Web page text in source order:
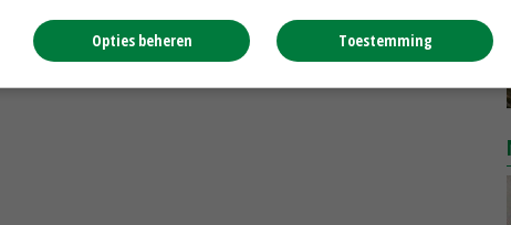
Noteringen
€ 0,00~ € 0,00
MEER MARKTPRIJZEN
Toestemming
Opties beheren